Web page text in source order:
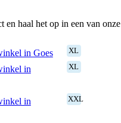
en haal het op in een van onze
in Goes XL
in
XL
in
XXL